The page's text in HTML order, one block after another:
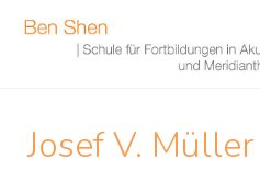
Josef V. Müller